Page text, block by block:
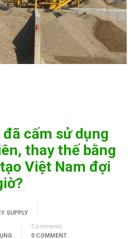
cấm sử dụng
thay thế bằng
Việt Nam đợi
SUPPLY
Comments
0 COMMENT